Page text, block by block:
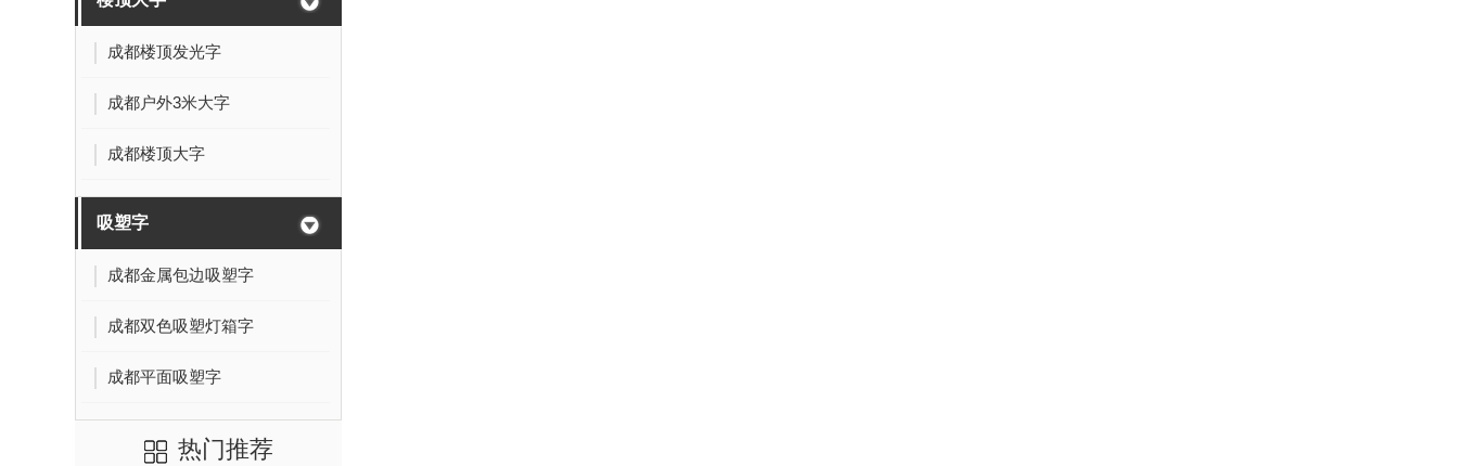
成都楼顶发光字
成都户外3米大字
成都楼顶大字
吸塑字
成都金属包边吸塑字
成都双色吸塑灯箱字
成都平面吸塑字
热门推荐